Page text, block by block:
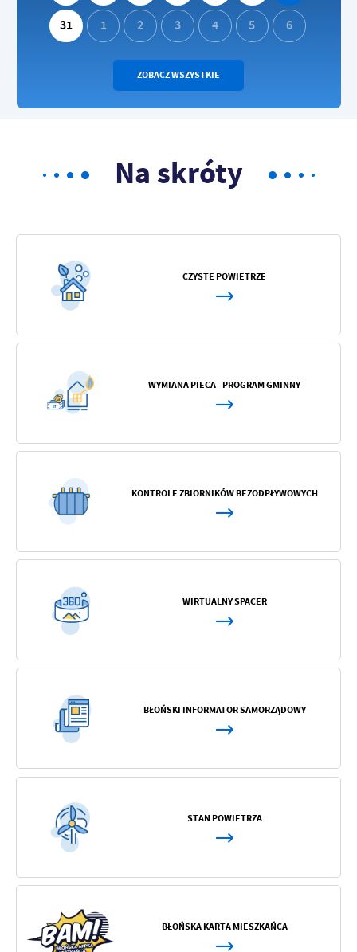
31 1 2 3 4 5 6
ZOBACZ WSZYSTKIE
Na skróty
CZYSTE POWIETRZE
WYMIANA PIECA - PROGRAM GMINNY
KONTROLE ZBIORNIKÓW BEZODPŁYWOWYCH
WIRTUALNY SPACER
BŁOŃSKI INFORMATOR SAMORZĄDOWY
STAN POWIETRZA
BŁOŃSKA KARTA MIESZKAŃCA